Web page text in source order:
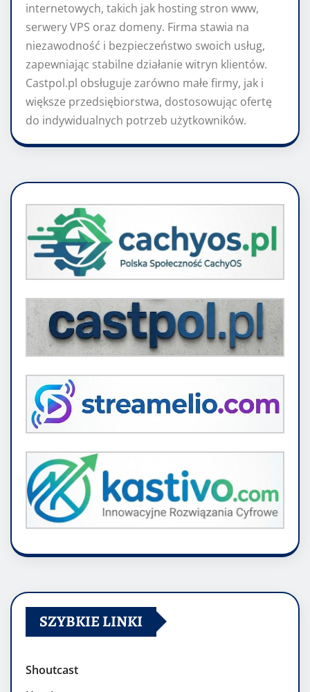
internetowych, takich jak hosting stron www,
serwery VPS oraz domeny. Firma stawia na
niezawodność i bezpieczeństwo swoich usług,
zapewniając stabilne działanie witryn klientów.
Castpol.pl obsługuje zarówno małe firmy, jak i
większe przedsiębiorstwa, dostosowując ofertę
do indywidualnych potrzeb użytkowników.
SZYBKIE LINKI
Shoutcast